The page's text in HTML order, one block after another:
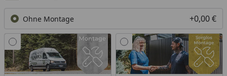
Ohne Montage +0,00 €